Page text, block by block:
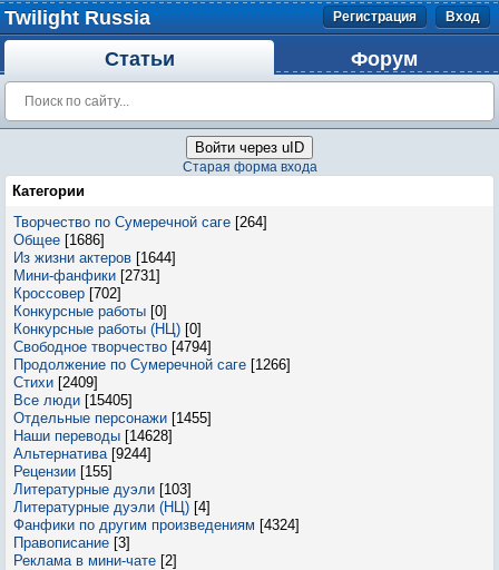
Twilight Russia Регистрация Вход
Статьи Форум
Войти через uID
Старая форма входа
Категории
Творчество по Сумеречной саге [264]
Общее [1686]
Из жизни актеров [1644]
Мини-фанфики [2731]
Кроссовер [702]
Конкурсные работы [0]
Конкурсные работы (НЦ) [0]
Свободное творчество [4794]
Продолжение по Сумеречной саге [1266]
Стихи [2409]
Все люди [15405]
Отдельные персонажи [1455]
Наши переводы [14628]
Альтернатива [9244]
Рецензии [155]
Литературные дуэли [103]
Литературные дуэли (НЦ) [4]
Фанфики по другим произведениям [4324]
Правописание [3]
Реклама в мини-чате [2]